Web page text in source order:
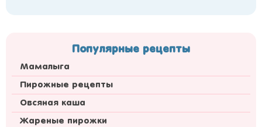
Популярные рецепты
Мамалыга
Пирожные рецепты
Овсяная каша
Жареные пирожки